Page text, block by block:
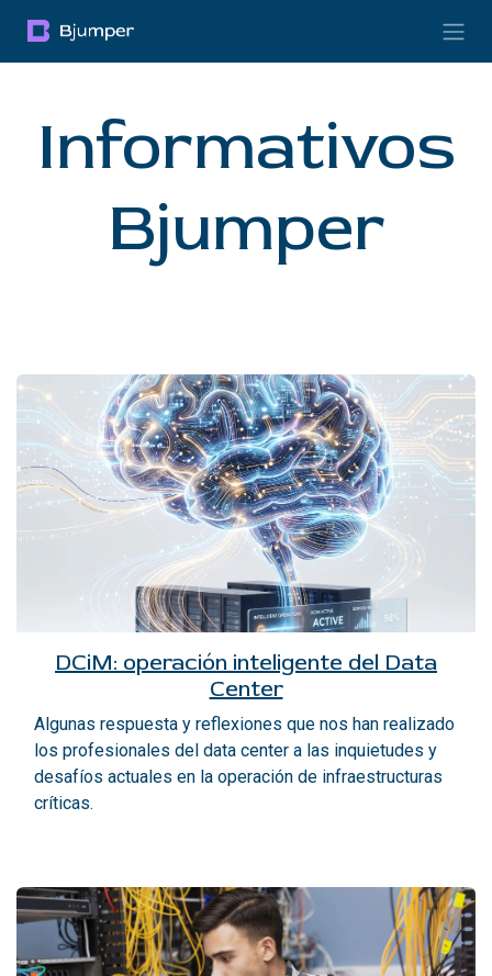
Informativos
Bjumper
DCiM: operación inteligente del Data
Center
Algunas respuesta y reflexiones que nos han realizado
los profesionales del data center a las inquietudes y
desafíos actuales en la operación de infraestructuras
críticas.